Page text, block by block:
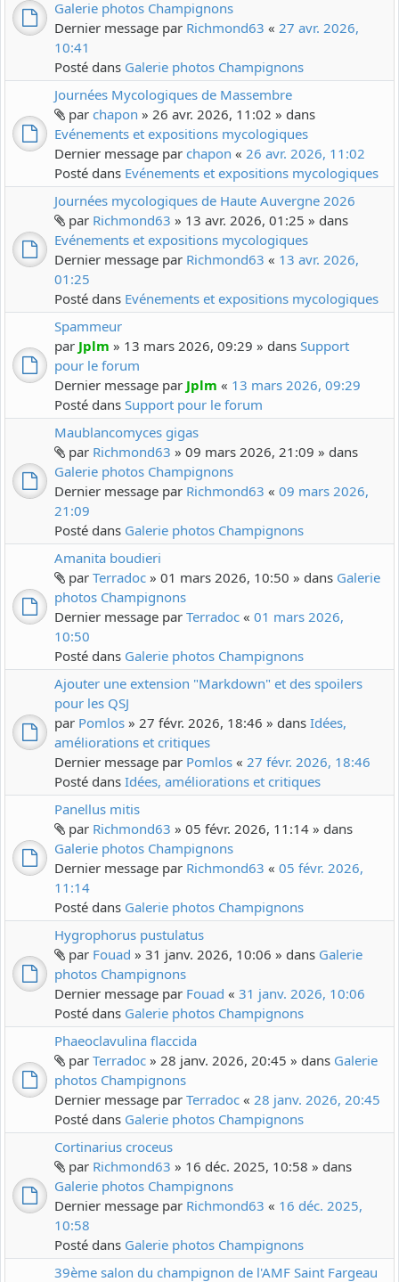
Galerie photos Champignons
Dernier message par Richmond63 « 27 avr. 2026,
10:41
Posté dans Galerie photos Champignons
Journées Mycologiques de Massembre
par chapon » 26 avr. 2026, 11:02 » dans
Evénements et expositions mycologiques
Dernier message par chapon « 26 avr. 2026, 11:02
Posté dans Evénements et expositions mycologiques
Journées mycologiques de Haute Auvergne 2026
par Richmond63 » 13 avr. 2026, 01:25 » dans
Evénements et expositions mycologiques
Dernier message par Richmond63 « 13 avr. 2026,
01:25
Posté dans Evénements et expositions mycologiques
Spammeur
par Jplm » 13 mars 2026, 09:29 » dans Support
pour le forum
Dernier message par Jplm « 13 mars 2026, 09:29
Posté dans Support pour le forum
Maublancomyces gigas
par Richmond63 » 09 mars 2026, 21:09 » dans
Galerie photos Champignons
Dernier message par Richmond63 « 09 mars 2026,
21:09
Posté dans Galerie photos Champignons
Amanita boudieri
par Terradoc » 01 mars 2026, 10:50 » dans Galerie
photos Champignons
Dernier message par Terradoc « 01 mars 2026,
10:50
Posté dans Galerie photos Champignons
Ajouter une extension "Markdown" et des spoilers
pour les QSJ
par Pomlos » 27 févr. 2026, 18:46 » dans Idées,
améliorations et critiques
Dernier message par Pomlos « 27 févr. 2026, 18:46
Posté dans Idées, améliorations et critiques
Panellus mitis
par Richmond63 » 05 févr. 2026, 11:14 » dans
Galerie photos Champignons
Dernier message par Richmond63 « 05 févr. 2026,
11:14
Posté dans Galerie photos Champignons
Hygrophorus pustulatus
par Fouad » 31 janv. 2026, 10:06 » dans Galerie
photos Champignons
Dernier message par Fouad « 31 janv. 2026, 10:06
Posté dans Galerie photos Champignons
Phaeoclavulina flaccida
par Terradoc » 28 janv. 2026, 20:45 » dans Galerie
photos Champignons
Dernier message par Terradoc « 28 janv. 2026, 20:45
Posté dans Galerie photos Champignons
Cortinarius croceus
par Richmond63 » 16 déc. 2025, 10:58 » dans
Galerie photos Champignons
Dernier message par Richmond63 « 16 déc. 2025,
10:58
Posté dans Galerie photos Champignons
39ème salon du champignon de l'AMF Saint Fargeau